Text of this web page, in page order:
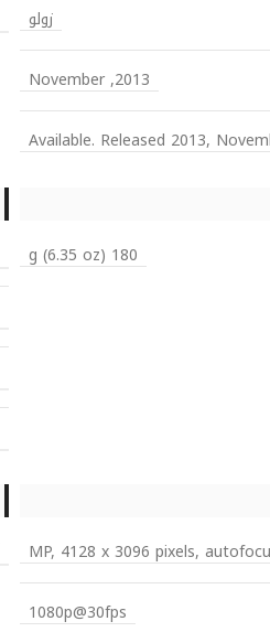
زولو
2013, November
Available. Released 2013,
180 g (6.35 oz)
1080p@30fps